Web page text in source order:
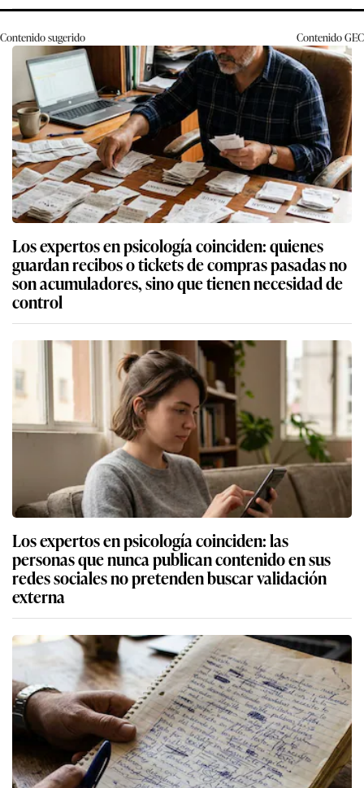
Contenido sugerido ContenidoGEC
Los expertos en psicología coinciden: quienes
guardan recibos o tickets de compras pasadas no
son acumuladores, sino que tienen necesidad de
control
Los expertos en psicología coinciden: las
personas que nunca publican contenido en sus
redes sociales no pretenden buscar validación
externa